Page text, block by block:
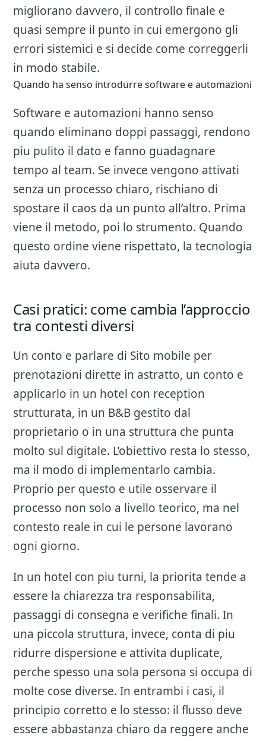
migliorano davvero, il controllo finale e
quasi sempre il punto in cui emergono gli
errori sistemici e si decide come correggerli
in modo stabile.
Quando ha senso introdurre software e automazioni
Software e automazioni hanno senso
quando eliminano doppi passaggi, rendono
piu pulito il dato e fanno guadagnare
tempo al team. Se invece vengono attivati
senza un processo chiaro, rischiano di
spostare il caos da un punto all’altro. Prima
viene il metodo, poi lo strumento. Quando
questo ordine viene rispettato, la tecnologia
aiuta davvero.
Casi pratici: come cambia l’approccio
tra contesti diversi
Un conto e parlare di Sito mobile per
prenotazioni dirette in astratto, un conto e
applicarlo in un hotel con reception
strutturata, in un B&B gestito dal
proprietario o in una struttura che punta
molto sul digitale. L’obiettivo resta lo stesso,
ma il modo di implementarlo cambia.
Proprio per questo e utile osservare il
processo non solo a livello teorico, ma nel
contesto reale in cui le persone lavorano
ogni giorno.
In un hotel con piu turni, la priorita tende a
essere la chiarezza tra responsabilita,
passaggi di consegna e verifiche finali. In
una piccola struttura, invece, conta di piu
ridurre dispersione e attivita duplicate,
perche spesso una sola persona si occupa di
molte cose diverse. In entrambi i casi, il
principio corretto e lo stesso: il flusso deve
essere abbastanza chiaro da reggere anche